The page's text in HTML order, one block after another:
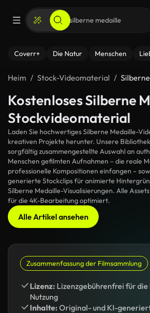
Coverr+ Die Natur Menschen
Heim Stock-Videomaterial
Kostenloses Silberne
Stockvideomaterial
Laden Sie hochwertiges Silberne Medaille-
kreativen Projekte herunter. Unsere
sorgfältig zusammengestellte Auswahl an
Menschen gefilmten Aufnahmen – die reale
professionelle Kompositionen einfangen –
generierte Stockclips für animierte
Silberne Medaille-Visualisierungen. Alle
für die 4K-Bearbeitung optimiert.
Alle Artikel ansehen
Zusammenfassung der Filmsammlung
Lizenz: Lizenzgebührenfrei für
Nutzung
Inhalte: Original- und KI-